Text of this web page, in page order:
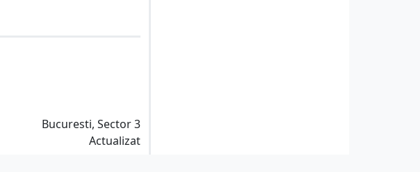
Bucuresti, Sector 3
Actualizat